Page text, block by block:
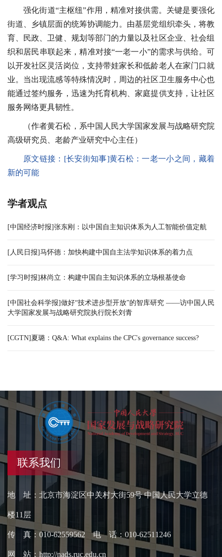
强化街道“主枢纽”作用，精准对接供需。关键是要强化
街道、乡镇层面的统筹协调能力。由基层党组织牵头，将教
育、民政、卫健、规划等部门的力量以及社区企业、社会组
织和居民串联起来，精准对接“一老一小”的需求与供给。可
以开发社区灵活岗位，支持带娃家长和低龄老人在家门口就
业。当出现流感等特殊情况时，周边的社区卫生服务中心也
能通过签约服务，迅速为托育机构、家庭提供支持，让社区
服务网络更具韧性。
（作者黄石松，系中国人民大学国家发展与战略研究院
高级研究员、老龄产业研究中心主任）
原文链接： [长安街知事]黄石松：一老一小之间，藏着
新的可能
学者观点
[中国经济时报]张东刚：以中国自主知识体系为人工智能价值定航
[人民日报]马怀德：加快构建中国自主法学知识体系的着力点
[学习时报]林尚立：构建中国自主知识体系的立场根基使命
[中国社会科学报]做好“技术进步型开放”的智库研究 ——访中国人民
大学国家发展与战略研究院执行院长刘青
[CGTN]夏璐：Q&A: What explains the CPC's governance success?
联系我们
地 址：北京市海淀区中关村大街59号 中国人民大学立德
楼11层
传 真：010-62559562 电 话：010-62511246
网 站：http://nads.ruc.edu.cn